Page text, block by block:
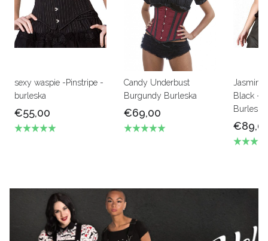
sexy waspie -Pinstripe -
burleska
€55,00
Candy Underbust
Burgundy Burleska
€69,00
Jasmin
Black -
Burleska